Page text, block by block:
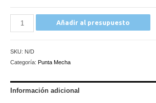
cantidad
Añadir al presupuesto
SKU: N/D
Categoría: Punta Mecha
Información adicional